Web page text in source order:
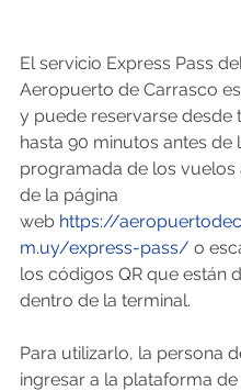
El servicio Express Pass del
Aeropuerto de Carrasco
y puede reservarse desde
hasta 90 minutos antes de
programada de los vuelos
de la página
web https://
m.uy/express-pass/ o
los códigos QR que están
dentro de la terminal.
Para utilizarlo, la persona
ingresar a la plataforma